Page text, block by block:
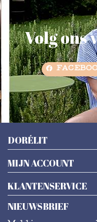
Volg ons
DORÉLIT
MIJN ACCOUNT
KLANTENSERVICE
NIEUWSBRIEF